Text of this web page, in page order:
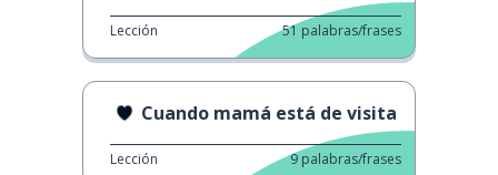
Lección 51 palabras/frases
Cuando mamá está de visita
Lección 9 palabras/frases